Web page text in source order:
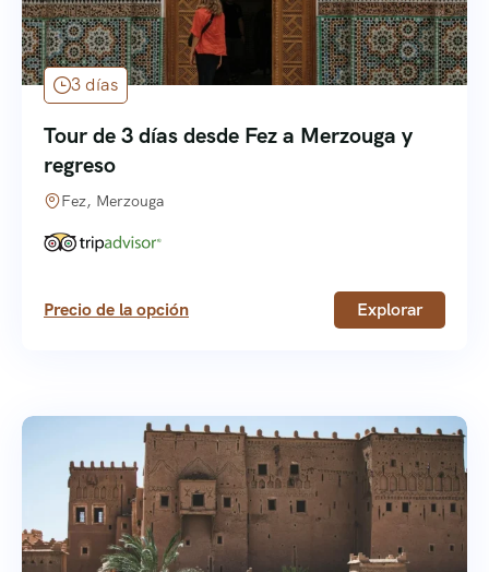
3 días
Tour de 3 días desde Fez a Merzouga y
regreso
Fez, Merzouga
Precio de la opción Explorar